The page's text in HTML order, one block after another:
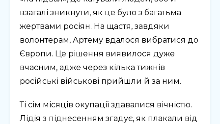
взагалі зникнути, як це було з багатьма
жертвами росіян. На щастя, завдяки
волонтерам, Артему вдалося вибратися до
Європи. Це рішення виявилося дуже
вчасним, адже через кілька тижнів
російські військові прийшли й за ним.
Ті сім місяців окупації здавалися вічністю.
Лідія з піднесенням згадує, як плакали від